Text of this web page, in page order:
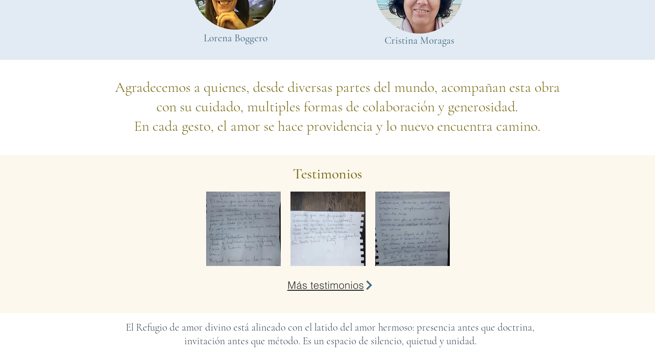
Lorena Boggero Cristina Moragas
Agradecemos a quienes, desde diversas partes del mundo, acompañan esta obra
con su cuidado, multiples formas de colaboración y generosidad.
En cada gesto, el amor se hace providencia y lo nuevo encuentra camino.
Testimonios
Más testimonios
El Refugio de amor divino está alineado con el latido del amor hermoso: presencia antes que doctrina,
invitación antes que método. Es un espacio de silencio, quietud y unidad.